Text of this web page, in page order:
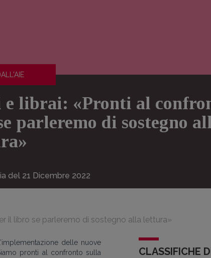
librai: «Pronti al
parleremo di sostegno
del 21 Dicembre 2022
il libro se parleremo di sostegno alla lettura»
delle nuove
pronti al confronto sulla
CLASSIFICHE